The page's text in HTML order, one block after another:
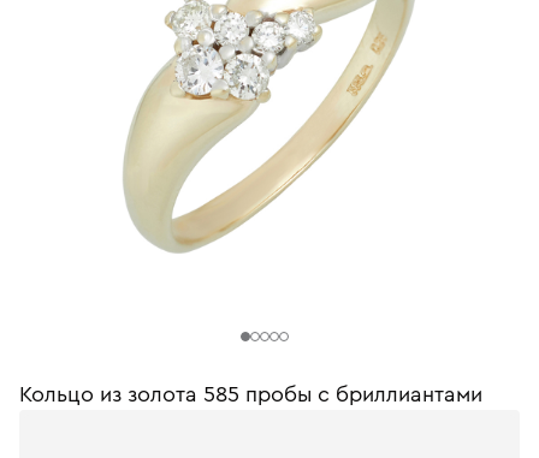
Кольцо из золота 585 пробы c бриллиантами